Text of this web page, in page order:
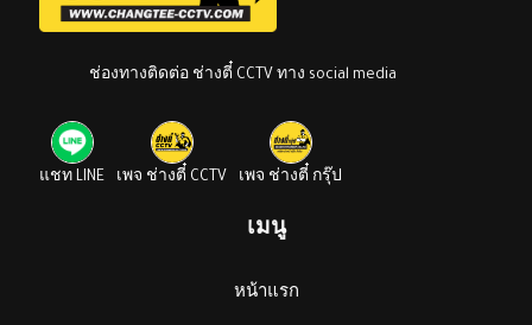
ช่องทางติดต่อ ช่างตี๋ CCTV ทาง social media
แชท LINE เพจ ช่างตี๋ CCTV เพจ ช่างตี๋ กรุ๊ป
เมนู
หน้าแรก